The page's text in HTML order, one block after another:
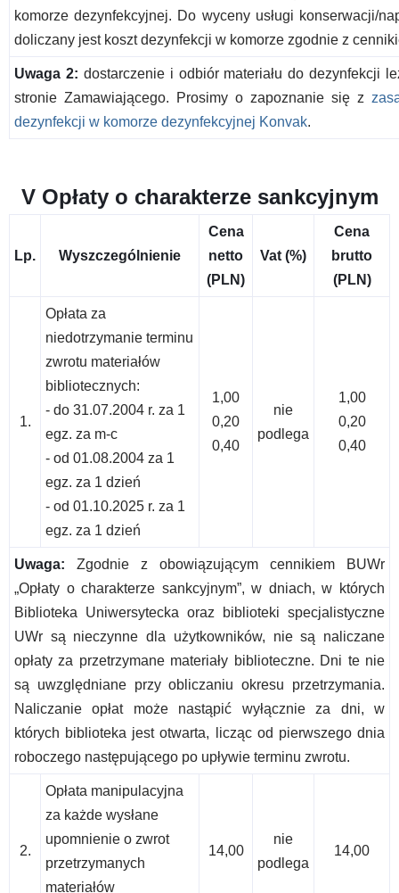
komorze dezynfekcyjnej. Do wyceny usługi konserwacji/
doliczany jest koszt dezynfekcji w komorze zgodnie z
Uwaga 2: dostarczenie i odbiór materiału do dezynfekcji
stronie Zamawiającego. Prosimy o zapoznanie się z
dezynfekcji w komorze dezynfekcyjnej Konvak.
V Opłaty o charakterze sankcyjnym
Lp. Wyszczególnienie
Cena
netto
(PLN)
Vat (%)
Cena
brutto
(PLN)
1.
Opłata za
niedotrzymanie terminu
zwrotu materiałów
bibliotecznych:
- do 31.07.2004 r. za 1
egz. za m-c
- od 01.08.2004 za 1
egz. za 1 dzień
- od 01.10.2025 r. za 1
egz. za 1 dzień
1,00
0,20
0,40
nie
podlega
1,00
0,20
0,40
Uwaga: Zgodnie z obowiązującym cennikiem BUWr
„Opłaty o charakterze sankcyjnym”, w dniach, w których
Biblioteka Uniwersytecka oraz biblioteki specjalistyczne
UWr są nieczynne dla użytkowników, nie są naliczane
opłaty za przetrzymane materiały biblioteczne. Dni te nie
są uwzględniane przy obliczaniu okresu przetrzymania.
Naliczanie opłat może nastąpić wyłącznie za dni, w
których biblioteka jest otwarta, licząc od pierwszego dnia
roboczego następującego po upływie terminu zwrotu.
2.
Opłata manipulacyjna
za każde wysłane
upomnienie o zwrot
przetrzymanych
materiałów
14,00
nie
podlega
14,00